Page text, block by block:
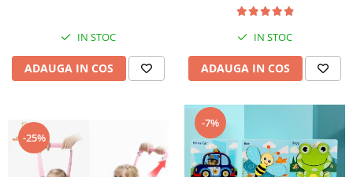
IN STOC
ADAUGA IN COS
IN STOC
ADAUGA IN COS
-25%
-7%